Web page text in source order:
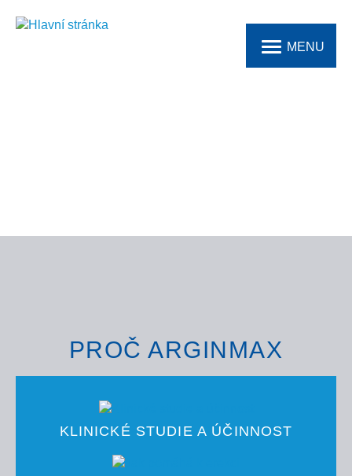
MENU
PROČ ARGINMAX
KLINICKÉ STUDIE A ÚČINNOST